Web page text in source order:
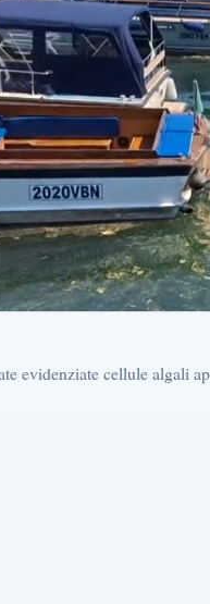
evidenziate cellule algali